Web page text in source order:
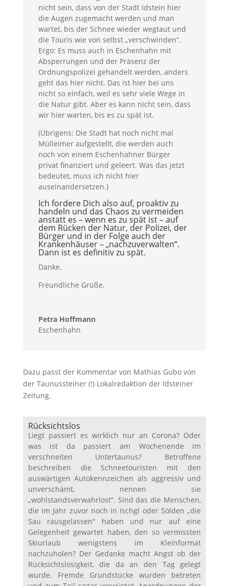
nicht sein, dass von der Stadt Idstein hier
die Augen zugemacht werden und man
wartet, bis der Schnee wieder wegtaut und
die Touris wie von selbst „verschwinden“.
Ergo: Es muss auch in Eschenhahn mit
Absperrungen und der Präsenz der
Ordnungspolizei gehandelt werden, anders
geht das hier nicht. Das ist hier bei uns
nicht so einfach, weil es sehr viele Wege in
die Natur gibt. Aber es kann nicht sein, dass
wir hier warten, bis es zu spät ist.
(Übrigens: Die Stadt hat noch nicht mal
Mülleimer aufgestellt, die werden auch
noch von einem Eschenhahner Bürger
privat finanziert und geleert. Was das jetzt
bedeutet, muss ich nicht hier
auseinandersetzen.)
Ich fordere Dich also auf, proaktiv zu
handeln und das Chaos zu vermeiden
anstatt es – wenn es zu spät ist – auf
dem Rücken der Natur, der Polizei, der
Bürger und in der Folge auch der
Krankenhäuser – „nachzuverwalten“.
Dann ist es definitiv zu spät.
Danke.
Freundliche Grüße,
Petra Hoffmann
Eschenhahn
Dazu passt der Kommentar von Mathias Gubo von
der Taunussteiner (!) Lokalredaktion der Idsteiner
Zeitung.
Rücksichtslos
Liegt passiert es wirklich nur an Corona? Oder
was ist da passiert am Wochenende im
verschneiten Untertaunus? Betroffene
beschreiben die Schneetouristen mit den
auswärtigen Autokennzeichen als aggressiv und
unverschämt, nennen sie
„wohlstandsverwahrlost“. Sind das die Menschen,
die im Jahr zuvor noch in Ischgl oder Sölden „die
Sau rausgelassen“ haben und nur auf eine
Gelegenheit gewartet haben, den so vermissten
Skiurlaub wenigstens im Kleinformat
nachzuholen? Der Gedanke macht Angst ob der
Rücksichtslosigkeit, die da an den Tag gelegt
wurde. Fremde Grundstücke wurden betreten